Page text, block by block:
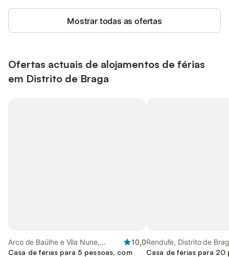
Mostrar todas as ofertas
Ofertas actuais de alojamentos de férias
em Distrito de Braga
Arco de Baúlhe e Vila Nune,
Distrito de Braga
10,0
Casa de férias para 5 pessoas, com
Rendufe, Distrito de
Casa de férias para 20